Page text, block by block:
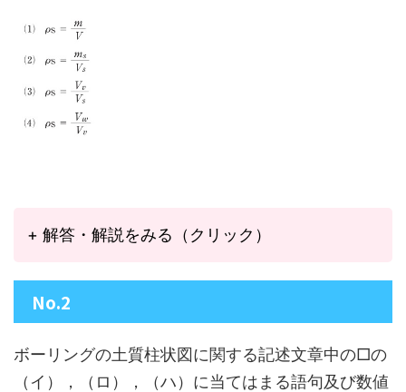
+ 解答・解説をみる（クリック）
No.2
ボーリングの土質柱状図に関する記述文章中の□の
（イ），（ロ），（ハ）に当てはまる語句及び数値